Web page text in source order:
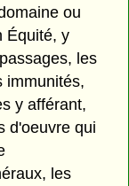
ou
Équité, y
les
immunités,
y afférant,
d'oeuvre qui
les